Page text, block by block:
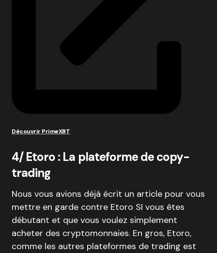
Découvrir PrimeXBT
4/ Etoro : La plateforme de copy-
trading
Nous vous avions déjà écrit un article pour vous
mettre en garde contre Etoro SI vous êtes
débutant et que vous voulez simplement
acheter des cryptomonnaies. En gros, Etoro,
comme les autres plateformes de trading est